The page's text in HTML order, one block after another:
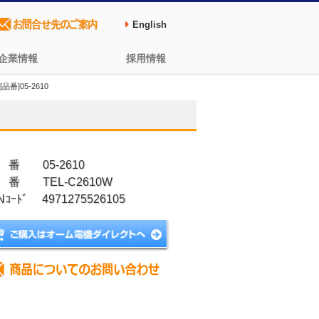
業情報 採用情報
English
番]05-2610
番 05-2610
TEL-C2610W
ｺｰﾄﾞ 4971275526105